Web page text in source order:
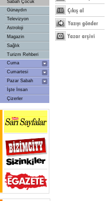
Sabah Çocuk
Günaydın
Televizyon
Astroloji
Magazin
Sağlık
Turizm Rehberi
Cuma
Cumartesi
Pazar Sabah
İşte İnsan
Çizerler